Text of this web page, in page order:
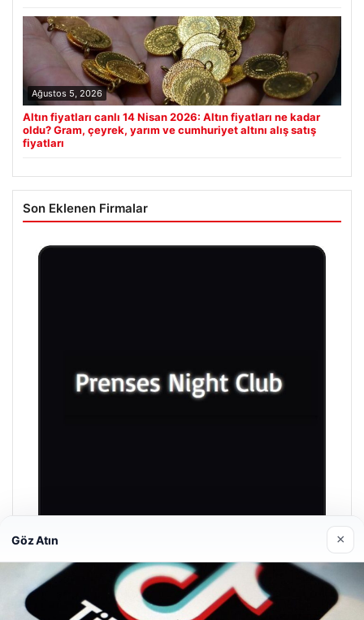
Ağustos 5, 2026
Altın fiyatları canlı 14 Nisan 2026: Altın fiyatları ne kadar
oldu? Gram, çeyrek, yarım ve cumhuriyet altını alış satış
fiyatları
Son Eklenen Firmalar
Prenses Night Club
Nisan 29, 2026
Göz Atın ×